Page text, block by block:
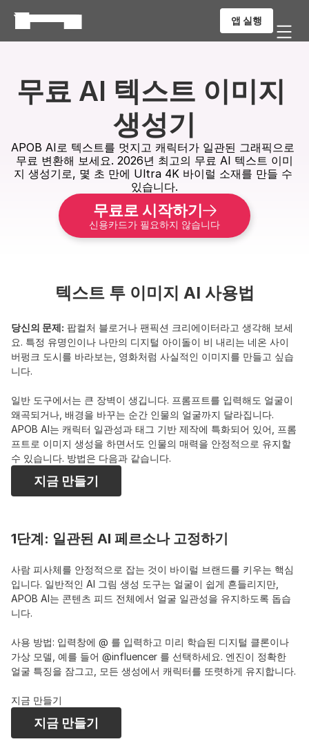
앱 실행
무료 AI 텍스트 이미지
생성기
APOB AI로 텍스트를 멋지고 캐릭터가 일관된 그래픽으로
무료 변환해 보세요. 2026년 최고의 무료 AI 텍스트 이미
지 생성기로, 몇 초 만에 Ultra 4K 바이럴 소재를 만들 수
있습니다.
무료로 시작하기
신용카드가 필요하지 않습니다
텍스트 투 이미지 AI 사용법
당신의 문제: 팝컬처 블로거나 팬픽션 크리에이터라고 생각해 보세
요. 특정 유명인이나 나만의 디지털 아이돌이 비 내리는 네온 사이
버펑크 도시를 바라보는, 영화처럼 사실적인 이미지를 만들고 싶습
니다.
일반 도구에서는 큰 장벽이 생깁니다. 프롬프트를 입력해도 얼굴이
왜곡되거나, 배경을 바꾸는 순간 인물의 얼굴까지 달라집니다.
APOB AI는 캐릭터 일관성과 태그 기반 제작에 특화되어 있어, 프롬
프트로 이미지 생성을 하면서도 인물의 매력을 안정적으로 유지할
수 있습니다. 방법은 다음과 같습니다.
지금 만들기
1단계: 일관된 AI 페르소나 고정하기
사람 피사체를 안정적으로 잡는 것이 바이럴 브랜드를 키우는 핵심
입니다. 일반적인 AI 그림 생성 도구는 얼굴이 쉽게 흔들리지만,
APOB AI는 콘텐츠 피드 전체에서 얼굴 일관성을 유지하도록 돕습
니다.
사용 방법: 입력창에 @ 를 입력하고 미리 학습된 디지털 클론이나
가상 모델, 예를 들어 @influencer 를 선택하세요. 엔진이 정확한
얼굴 특징을 잠그고, 모든 생성에서 캐릭터를 또렷하게 유지합니다.
지금 만들기
지금 만들기